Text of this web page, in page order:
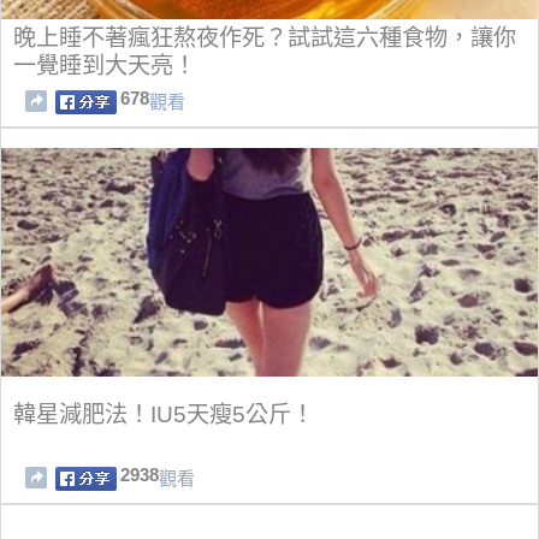
晚上睡不著瘋狂熬夜作死？試試這六種食物，讓你
一覺睡到大天亮！
678觀看
韓星減肥法！IU5天瘦5公斤！
2938觀看